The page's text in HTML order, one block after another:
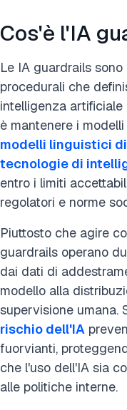
Cos'è l'IA
Le IA guardrails
procedurali che
intelligenza artificiale
è mantenere i
modelli linguistici
tecnologie di
entro i limiti
regolatori e norme
Piuttosto che agire
guardrails operano
dai dati di
modello alla
supervisione umana.
rischio dell'IA
fuorvianti,
che l'uso dell'IA sia
alle politiche interne.